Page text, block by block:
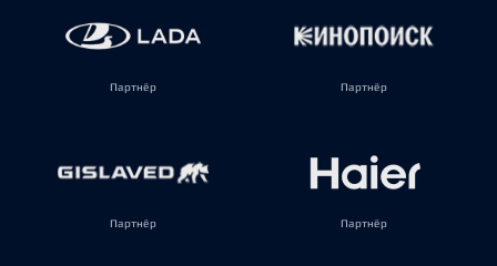
Партнёр Партнёр
Партнёр Партнёр